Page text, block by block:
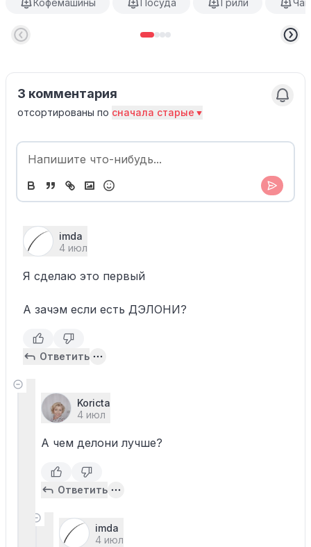
Кофемашины Посуда Грили
3 комментария
отсортированы по сначала старые
imda
4 июл
Я сделаю это первый
А зачэм если есть ДЭЛОНИ?
Ответить
Koricta
4 июл
А чем делони лучше?
Ответить
imda
4 июл